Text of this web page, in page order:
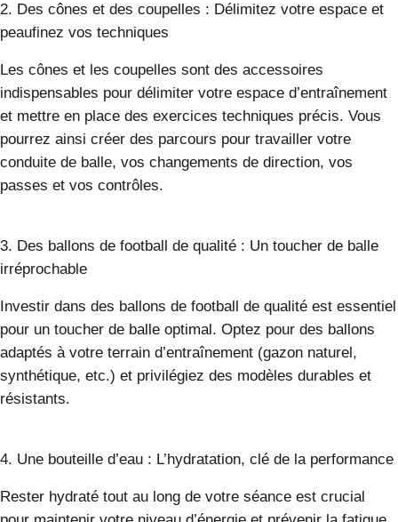
2. Des cônes et des coupelles : Délimitez votre espace et
peaufinez vos techniques
Les cônes et les coupelles sont des accessoires
indispensables pour délimiter votre espace d’entraînement
et mettre en place des exercices techniques précis. Vous
pourrez ainsi créer des parcours pour travailler votre
conduite de balle, vos changements de direction, vos
passes et vos contrôles.
3. Des ballons de football de qualité : Un toucher de balle
irréprochable
Investir dans des ballons de football de qualité est essentiel
pour un toucher de balle optimal. Optez pour des ballons
adaptés à votre terrain d’entraînement (gazon naturel,
synthétique, etc.) et privilégiez des modèles durables et
résistants.
4. Une bouteille d’eau : L’hydratation, clé de la performance
Rester hydraté tout au long de votre séance est crucial